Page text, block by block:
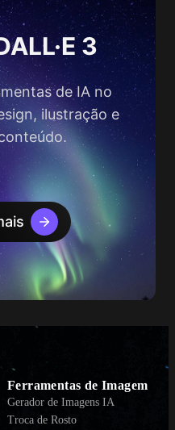
3
de IA no
ilustração e
Ferramentas de Imagem
Gerador de Imagens IA
Troca de Rosto